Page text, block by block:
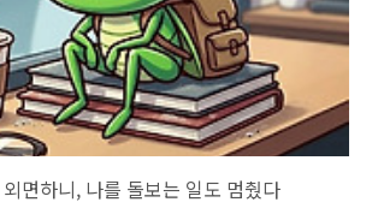
면하니, 나를 돌보는 일도 멈췄다